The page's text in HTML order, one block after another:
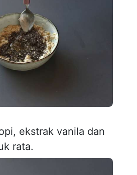
ekstrak vanila dan
rata.